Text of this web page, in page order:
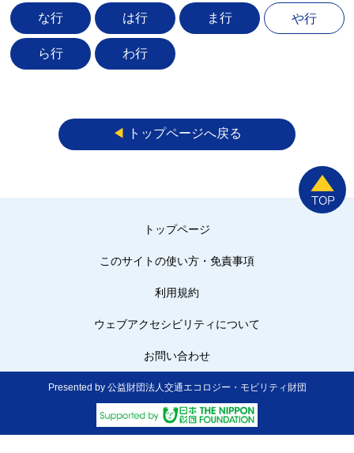
な行 は行 ま行 や行
ら行 わ行
◀︎ トップページへ戻る
トップページ
このサイトの使い方・免責事項
利用規約
ウェブアクセシビリティについて
お問い合わせ
Presented by 公益財団法人交通エコロジー・モビリティ財団